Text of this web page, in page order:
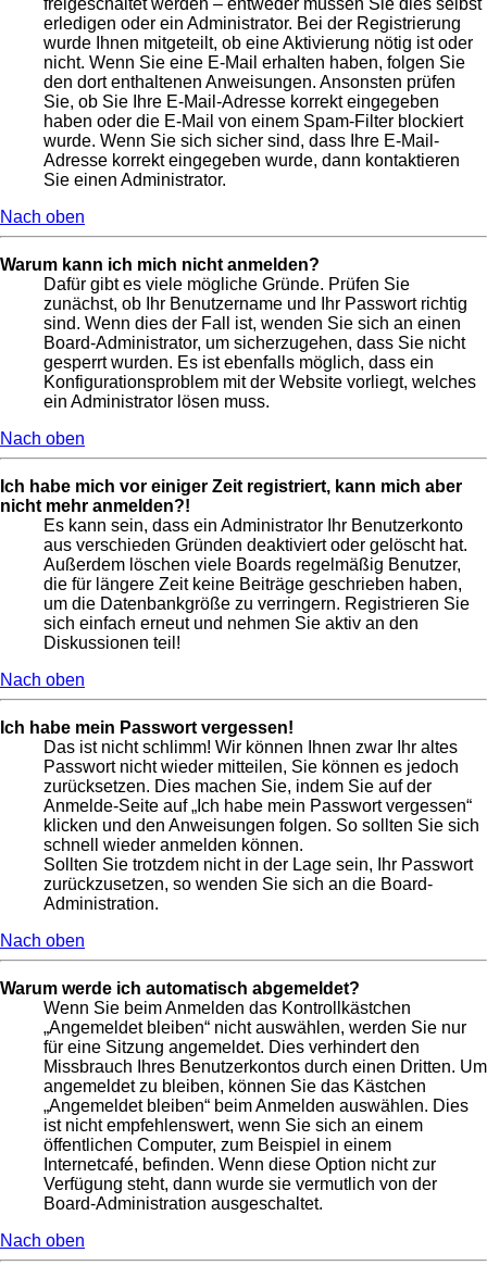
freigeschaltet werden – entweder müssen Sie dies selbst
erledigen oder ein Administrator. Bei der Registrierung
wurde Ihnen mitgeteilt, ob eine Aktivierung nötig ist oder
nicht. Wenn Sie eine E-Mail erhalten haben, folgen Sie
den dort enthaltenen Anweisungen. Ansonsten prüfen
Sie, ob Sie Ihre E-Mail-Adresse korrekt eingegeben
haben oder die E-Mail von einem Spam-Filter blockiert
wurde. Wenn Sie sich sicher sind, dass Ihre E-Mail-
Adresse korrekt eingegeben wurde, dann kontaktieren
Sie einen Administrator.
Nach oben
Warum kann ich mich nicht anmelden?
Dafür gibt es viele mögliche Gründe. Prüfen Sie
zunächst, ob Ihr Benutzername und Ihr Passwort richtig
sind. Wenn dies der Fall ist, wenden Sie sich an einen
Board-Administrator, um sicherzugehen, dass Sie nicht
gesperrt wurden. Es ist ebenfalls möglich, dass ein
Konfigurationsproblem mit der Website vorliegt, welches
ein Administrator lösen muss.
Nach oben
Ich habe mich vor einiger Zeit registriert, kann mich aber
nicht mehr anmelden?!
Es kann sein, dass ein Administrator Ihr Benutzerkonto
aus verschieden Gründen deaktiviert oder gelöscht hat.
Außerdem löschen viele Boards regelmäßig Benutzer,
die für längere Zeit keine Beiträge geschrieben haben,
um die Datenbankgröße zu verringern. Registrieren Sie
sich einfach erneut und nehmen Sie aktiv an den
Diskussionen teil!
Nach oben
Ich habe mein Passwort vergessen!
Das ist nicht schlimm! Wir können Ihnen zwar Ihr altes
Passwort nicht wieder mitteilen, Sie können es jedoch
zurücksetzen. Dies machen Sie, indem Sie auf der
Anmelde-Seite auf „Ich habe mein Passwort vergessen“
klicken und den Anweisungen folgen. So sollten Sie sich
schnell wieder anmelden können.
Sollten Sie trotzdem nicht in der Lage sein, Ihr Passwort
zurückzusetzen, so wenden Sie sich an die Board-
Administration.
Nach oben
Warum werde ich automatisch abgemeldet?
Wenn Sie beim Anmelden das Kontrollkästchen
„Angemeldet bleiben“ nicht auswählen, werden Sie nur
für eine Sitzung angemeldet. Dies verhindert den
Missbrauch Ihres Benutzerkontos durch einen Dritten. Um
angemeldet zu bleiben, können Sie das Kästchen
„Angemeldet bleiben“ beim Anmelden auswählen. Dies
ist nicht empfehlenswert, wenn Sie sich an einem
öffentlichen Computer, zum Beispiel in einem
Internetcafé, befinden. Wenn diese Option nicht zur
Verfügung steht, dann wurde sie vermutlich von der
Board-Administration ausgeschaltet.
Nach oben